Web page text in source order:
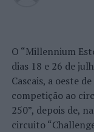
O “Millennium
dias 18 e 26 de
Cascais, a oeste
competição ao
250”, depois de,
circuito